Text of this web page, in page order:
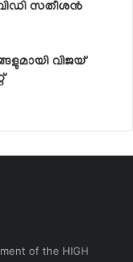
വിഡി സതീശന്‍
വിജയ്
of the HIGH